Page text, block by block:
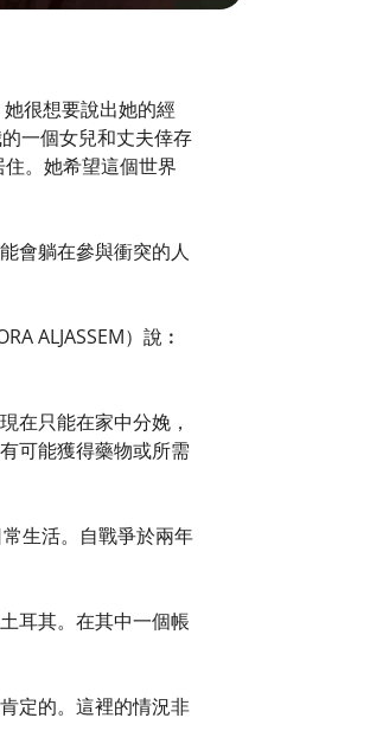
很想要說出她的經
一個女兒和丈夫倖存
。她希望這個世界
會躺在參與衝突的人
ALJASSEM）說︰
在只能在家中分娩，
可能獲得藥物或所需
生活。自戰爭於兩年
耳其。在其中一個帳
定的。這裡的情況非